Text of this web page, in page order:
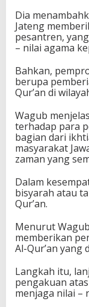
Dia
Jateng
pesantren,
– nilai agama
Bahkan,
berupa
Qur’an di
Wagub
terhadap para
bagian dari
masyarakat
zaman yang
Dalam
bisyarah atau
Qur’an.
Menurut
memberikan
Al-Qur’an yang
Langkah itu,
pengakuan
menjaga nilai –